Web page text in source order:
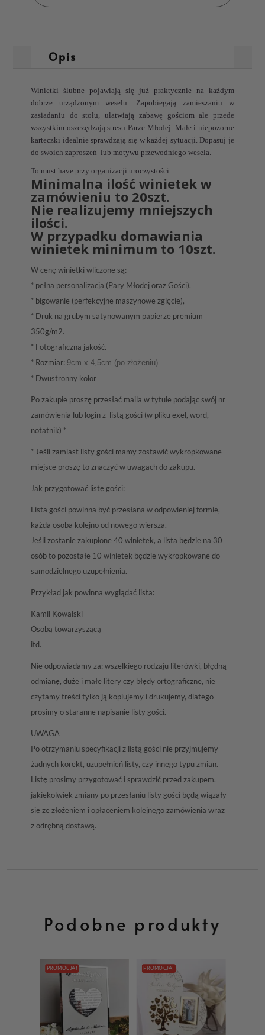
Opis
Winietki ślubne pojawiają się już praktycznie na każdym
dobrze urządzonym weselu. Zapobiegają zamieszaniu w
zasiadaniu do stołu, ułatwiają zabawę gościom ale przede
wszystkim oszczędzają stresu Parze Młodej. Małe i niepozorne
karteczki idealnie sprawdzają się w każdej sytuacji. Dopasuj je
do swoich zaproszeń lub motywu przewodniego wesela.
To must have przy organizacji uroczystości.
Minimalna ilość winietek w
zamówieniu to 20szt.
Nie realizujemy mniejszych
ilości.
W przypadku domawiania
winietek minimum to 10szt.
W cenę winietki wliczone są:
* pełna personalizacja (Pary Młodej oraz Gości),
* bigowanie (perfekcyjne maszynowe zgięcie),
* Druk na grubym satynowanym papierze premium
350g/m2.
* Fotograficzna jakość.
* Rozmiar: 9cm x 4,5cm (po złożeniu)
* Dwustronny kolor
Po zakupie proszę przesłać maila w tytule podając swój nr
zamówienia lub login z listą gości (w pliku exel, word,
notatnik) *
* Jeśli zamiast listy gości mamy zostawić wykropkowane
miejsce proszę to znaczyć w uwagach do zakupu.
Jak przygotować listę gości:
Lista gości powinna być przesłana w odpowieniej formie,
każda osoba kolejno od nowego wiersza.
Jeśli zostanie zakupione 40 winietek, a lista będzie na 30
osób to pozostałe 10 winietek będzie wykropkowane do
samodzielnego uzupełnienia.
Przykład jak powinna wyglądać lista:
Kamil Kowalski
Osobą towarzyszącą
itd.
Nie odpowiadamy za: wszelkiego rodzaju literówki, błędną
odmianę, duże i małe litery czy błędy ortograficzne, nie
czytamy treści tylko ją kopiujemy i drukujemy, dlatego
prosimy o staranne napisanie listy gości.
UWAGA
Po otrzymaniu specyfikacji z listą gości nie przyjmujemy
żadnych korekt, uzupełnień listy, czy innego typu zmian.
Listę prosimy przygotować i sprawdzić przed zakupem,
jakiekolwiek zmiany po przesłaniu listy gości będą wiązały
się ze złożeniem i opłaceniem kolejnego zamówienia wraz
z odrębną dostawą.
Podobne produkty
PROMOCJA! PROMOCJA!